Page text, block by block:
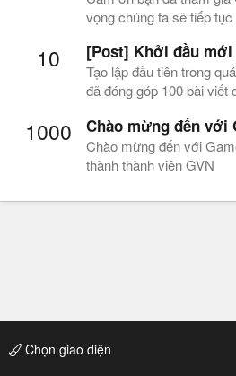
vọng chúng ta sẽ tiếp tục
10 [Post] Khởi đầu mới
Tạo lập đầu tiên trong
đã đóng góp 100 bài viết
1000 Chào mừng đến với
Chào mừng đến với
thành thành viên GVN
Chọn giao diện